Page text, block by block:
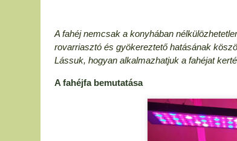
A fahéj nemcsak a konyhában
rovarriasztó és gyökereztető hatásának
Lássuk, hogyan alkalmazhatjuk a fahéjat
A fahéjfa bemutatása